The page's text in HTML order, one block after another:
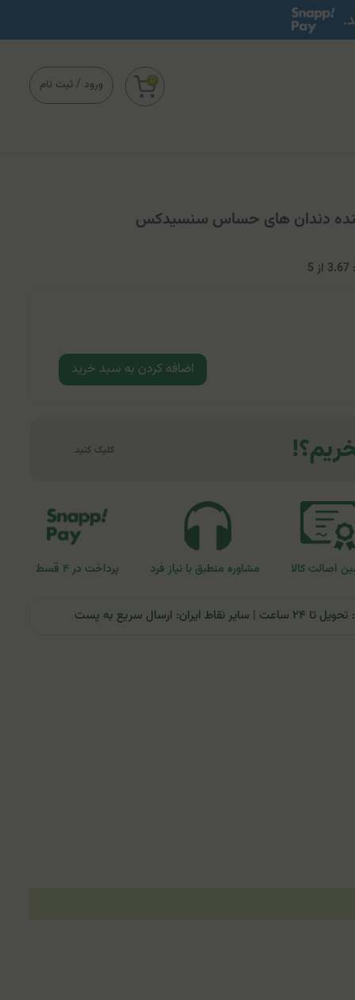
ورود / ثبت نام 0
دندان های حساس سنسیدکس
از 5
اضافه کردن به سبد خرید
اصالت کالا مشاوره منطبق با نیاز فرد پرداخت در ۴ قسط
ارسال سریع به پست